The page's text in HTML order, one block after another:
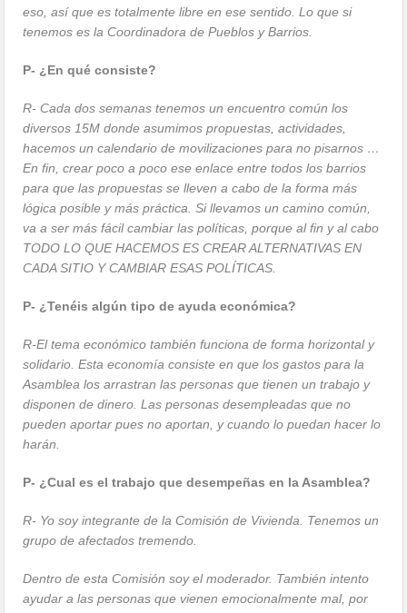
eso, así que es totalmente libre en ese sentido. Lo que si
tenemos es laCoordinadora de Pueblos y Barrios.
P- ¿En qué consiste?
R- Cada dos semanas tenemos un encuentro común los
diversos 15M donde asumimos propuestas, actividades,
hacemos un calendario de movilizaciones para no pisarnos …
En fin, crear poco a poco ese enlace entre todos los barrios
para que las propuestas se lleven a cabo de la forma más
lógica posible y más práctica. Si llevamos un camino común,
va a ser más fácil cambiar las políticas, porque al fin y al cabo
TODO LO QUE HACEMOS ES CREAR ALTERNATIVAS EN
CADA SITIO Y CAMBIAR ESAS POLÍTICAS.
P- ¿Tenéis algún tipo de ayuda económica?
R-El tema económico también funciona de forma horizontal y
solidario. Esta economía consiste en que los gastos para la
Asamblea los arrastran las personas que tienen un trabajo y
disponen de dinero. Las personas desempleadas que no
pueden aportar pues no aportan, y cuando lo puedan hacer lo
harán.
P- ¿Cual es el trabajo que desempeñas en la Asamblea?
R- Yo soy integrante de la Comisión de Vivienda. Tenemos un
grupo de afectados tremendo.
Dentro de esta Comisión soy el moderador. También intento
ayudar a las personas que vienen emocionalmente mal, por